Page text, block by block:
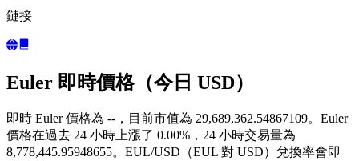
鏈接
Euler 即時價格（今日 USD）
即時 Euler 價格為 --，目前市值為 29,689,362.54867109。Euler
價格在過去 24 小時上漲了 0.00%，24 小時交易量為
8,778,445.95948655。EUL/USD（EUL 對 USD）兌換率會即